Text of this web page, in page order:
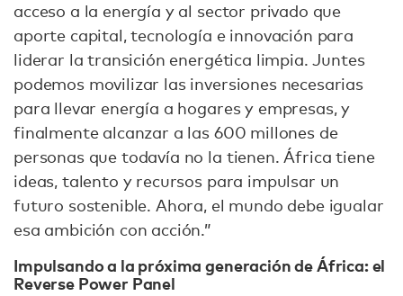
acceso a la energía y al sector privado que
aporte capital, tecnología e innovación para
liderar la transición energética limpia. Juntes
podemos movilizar las inversiones necesarias
para llevar energía a hogares y empresas, y
finalmente alcanzar a las 600 millones de
personas que todavía no la tienen. África tiene
ideas, talento y recursos para impulsar un
futuro sostenible. Ahora, el mundo debe igualar
esa ambición con acción.”
Impulsando a la próxima generación de África: el
Reverse Power Panel